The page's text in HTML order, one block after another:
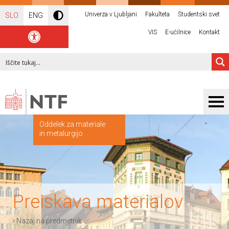
SLO ENG Univerza v Ljubljani Fakulteta Študentski svet
VIS E-učilnice Kontakt
Oddelek za materiale
in metalurgijo
Preiskava materialov
‹ Nazaj na predmetnik